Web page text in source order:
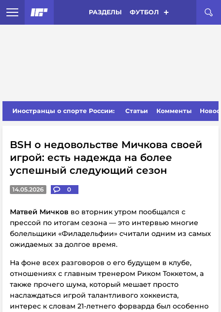
РАЗДЕЛЫ ФУТБОЛ
Иностранцы о спорте России: Статьи Комменты
BSH о недовольстве Мичкова своей
игрой: есть надежда на более
успешный следующий сезон
14.05.2026 0
Матвей Мичков во вторник утром пообщался с
прессой по итогам сезона — это интервью многие
болельщики «Филадельфии» считали одним из самых
ожидаемых за долгое время.
На фоне всех разговоров о его будущем в клубе,
отношениях с главным тренером Риком Токкетом, а
также прочего шума, который мешает просто
наслаждаться игрой талантливого хоккеиста,
интерес к словам 21-летнего форварда был особенно